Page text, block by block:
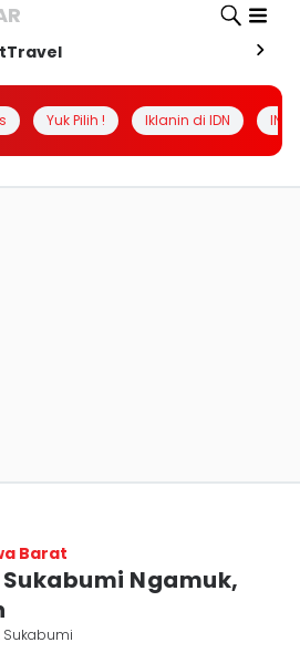
Travel
Yuk Pilih ! Iklanin di IDN
Barat
Ngamuk,
Sukabumi